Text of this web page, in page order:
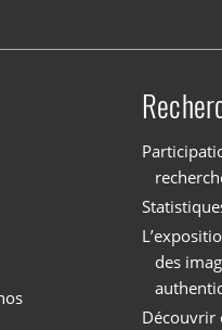
des
Découvrir